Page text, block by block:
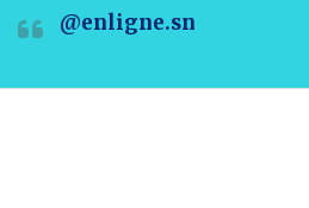
@enligne.sn